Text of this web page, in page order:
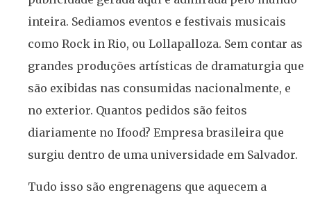
inteira. Sediamos eventos e festivais musicais
como Rock in Rio, ou Lollapalloza. Sem contar as
grandes produções artísticas de dramaturgia que
são exibidas nas consumidas nacionalmente, e
no exterior. Quantos pedidos são feitos
diariamente no Ifood? Empresa brasileira que
surgiu dentro de uma universidade em Salvador.
Tudo isso são engrenagens que aquecem a